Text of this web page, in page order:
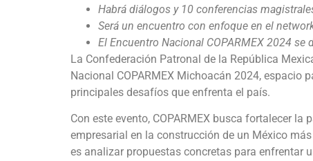
Habrá diálogos y 10 conferencias
Será un encuentro con enfoque en el
El Encuentro Nacional COPARMEX 2024
La Confederación Patronal de la República
Nacional COPARMEX Michoacán 2024, espacio
principales desafíos que enfrenta el país.
Con este evento, COPARMEX busca fortalecer
empresarial en la construcción de un México
es analizar propuestas concretas para enfrentar